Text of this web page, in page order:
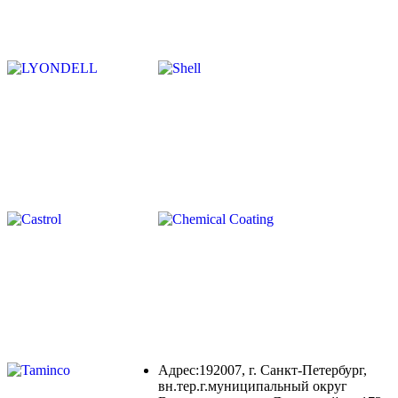
Адрес:192007, г. Санкт-Петербург,
вн.тер.г.муниципальный округ